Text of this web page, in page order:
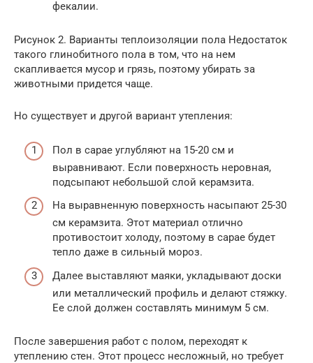
фекалии.
Рисунок 2. Варианты теплоизоляции пола Недостаток
такого глинобитного пола в том, что на нем
скапливается мусор и грязь, поэтому убирать за
животными придется чаще.
Но существует и другой вариант утепления:
Пол в сарае углубляют на 15-20 см и
выравнивают. Если поверхность неровная,
подсыпают небольшой слой керамзита.
На выравненную поверхность насыпают 25-30
см керамзита. Этот материал отлично
противостоит холоду, поэтому в сарае будет
тепло даже в сильный мороз.
Далее выставляют маяки, укладывают доски
или металлический профиль и делают стяжку.
Ее слой должен составлять минимум 5 см.
После завершения работ с полом, переходят к
утеплению стен. Этот процесс несложный, но требует